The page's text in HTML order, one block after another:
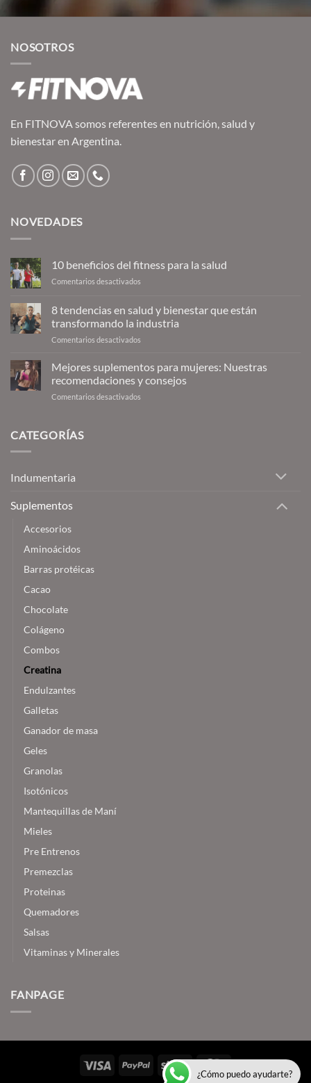
era:
NOSOTROS
En FITNOVA somos referentes en nutrición, salud y
bienestar en Argentina.
NOVEDADES
10 beneficios del fitness para la salud
Comentarios desactivados
del
fitness
salud
8 tendencias en salud y bienestar que están
transformando la industria
Comentarios desactivados
tendencias
en
salud
Mejores suplementos para mujeres: Nuestras
recomendaciones y consejos
Comentarios desactivados
CATEGORÍAS
Indumentaria
Suplementos
Accesorios
Aminoácidos
Barras protéicas
Cacao
Chocolate
Colágeno
Combos
Creatina
Endulzantes
Galletas
Ganador de masa
Geles
Granolas
Isotónicos
Mantequillas de Maní
Mieles
Pre Entrenos
Premezclas
Proteinas
Quemadores
Salsas
Vitaminas y Minerales
FANPAGE
Visa PayPal Stripe
¿Cómo puedo ayudarte?